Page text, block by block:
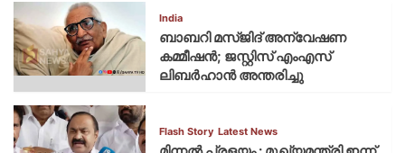
India
ബാബറി മസ്ജിദ് അന്വേഷണ
കമ്മീഷന്‍; ജസ്റ്റിസ് എംഎസ്
ലിബര്‍ഹാന്‍ അന്തരിച്ചു
Flash Story Latest News